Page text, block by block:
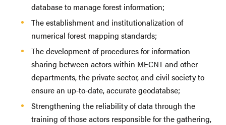
database to manage forest information;
The establishment and institutionalization of
numerical forest mapping standards;
The development of procedures for information
sharing between actors within MECNT and other
departments, the private sector, and civil society to
ensure an up-to-date, accurate geodatabse;
Strengthening the reliability of data through the
training of those actors responsible for the gathering,